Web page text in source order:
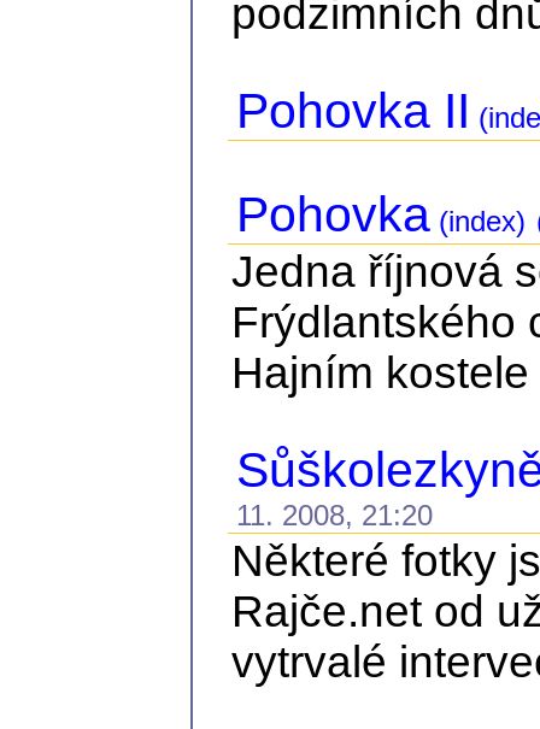
podzimních
Pohovka II
Pohovka(index)
Jedna říjnová
Frýdlantského
Hajním
11. 2008, 21:20
Některé fotky
Rajče.net od
vytrvalé